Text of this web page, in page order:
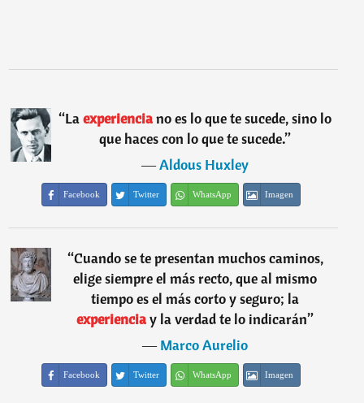
“Laexperienciano es lo que te sucede, sino lo
que haces con lo que te sucede.”
―Aldous Huxley
Facebook Twitter WhatsApp Imagen
“Cuando se te presentan muchos caminos,
elige siempre el más recto, que al mismo
tiempo es el más corto y seguro; la
experienciay la verdad te lo indicarán”
―Marco Aurelio
Facebook Twitter WhatsApp Imagen